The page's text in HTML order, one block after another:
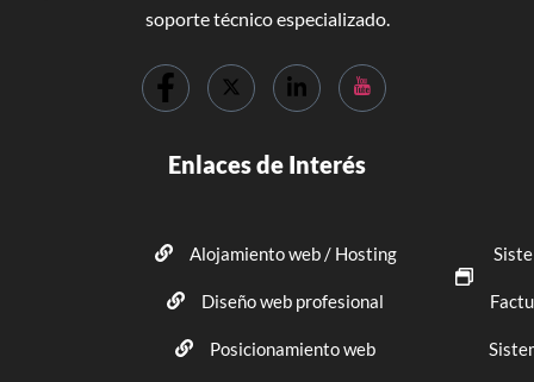
soporte técnico especializado.
Enlaces de Interés
Alojamiento web / Hosting
Diseño web profesional
Posicionamiento web